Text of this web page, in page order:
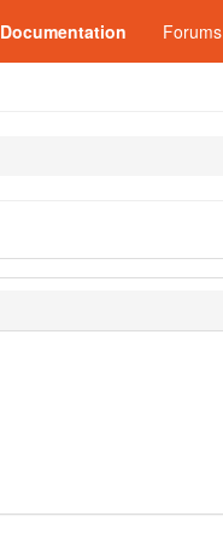
Documentation Forums